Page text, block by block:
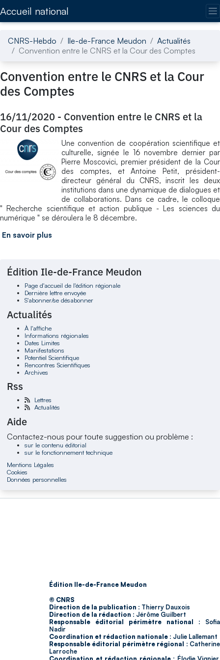
Accueil national
CNRS-Hebdo Ile-de-France Meudon
Actualités
Convention entre le CNRS et la Cour des Comptes
Convention entre le CNRS et la Cour
des Comptes
16/11/2020 - Convention entre le CNRS et la
Cour des Comptes
Une convention de coopération scientifique et
culturelle, signée le 16 novembre dernier par
Pierre Moscovici, premier président de la Cour
des comptes, et Antoine Petit, président-
directeur général du CNRS, inscrit les deux
institutions dans une dynamique de dialogues et
de collaborations. Dans ce cadre, le colloque
" Recherche scientifique et action publique - Les sciences du
numérique " se déroulera le 8 décembre.
En savoir plus
Édition Ile-de-France Meudon
Page d'accueil de l'édition régionale
Dernière lettre envoyée
S'abonner/se désabonner
Actualités
À l'affiche
Informations régionales
Dates Limites
Manifestations
Potentiel Scientifique
Rencontres Scientifiques
Archives
Rss
Lettres
Actualités
Aide
Contactez-nous pour toute suggestion ou problème :
sur le contenu éditorial
sur le fonctionnement technique
Mentions Légales
Cookies
Données personnelles
Édition Ile-de-France Meudon
© CNRS
Direction de la publication : Thierry Dauxois
Direction de la rédaction : Jérôme Guilbert
Responsable éditorial périmètre national : Sofia
Nadir
Coordination et rédaction nationale : Julie Lallemant
Responsable éditorial périmètre régional : Catherine
Larroche